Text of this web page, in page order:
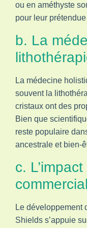
ou en améthyste
pour leur
b. La
La médecine
souvent la
cristaux ont des
Bien que
reste populaire
ancestrale et bien-
c.
commercial
Le développement
Shields s’appuie